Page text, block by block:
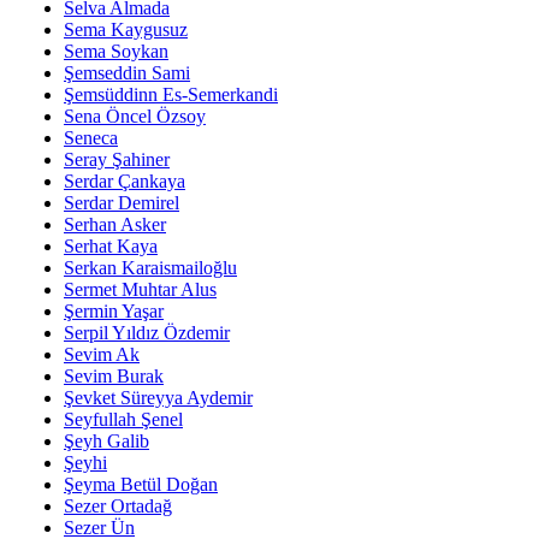
Selva Almada
Sema Kaygusuz
Sema Soykan
Şemseddin Sami
Şemsüddinn Es-Semerkandi
Sena Öncel Özsoy
Seneca
Seray Şahiner
Serdar Çankaya
Serdar Demirel
Serhan Asker
Serhat Kaya
Serkan Karaismailoğlu
Sermet Muhtar Alus
Şermin Yaşar
Serpil Yıldız Özdemir
Sevim Ak
Sevim Burak
Şevket Süreyya Aydemir
Seyfullah Şenel
Şeyh Galib
Şeyhi
Şeyma Betül Doğan
Sezer Ortadağ
Sezer Ün